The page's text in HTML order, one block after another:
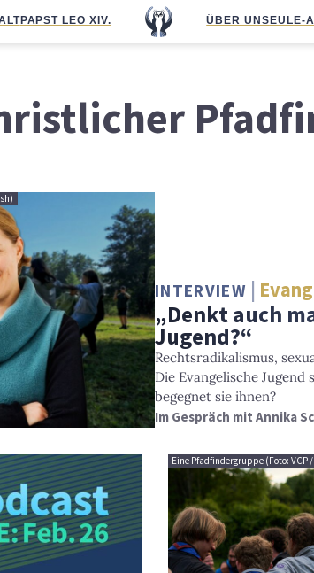
PAPST LEO XIV. ÜBER UNS EULE-
INTERVIEW
„Denkt auch
Jugend?“
Rechtsradikalismus,
Die Evangelische
begegnet sie ihnen?
Im Gespräch mit Annika
Eine Pfadfindergruppe (Foto: VCP